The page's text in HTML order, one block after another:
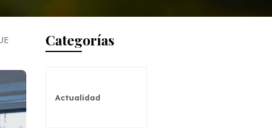
Categorías
Actualidad